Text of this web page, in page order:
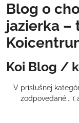
Blog o
jazierka –
Koi Blog /
V príslušnej
zodpovedané... (